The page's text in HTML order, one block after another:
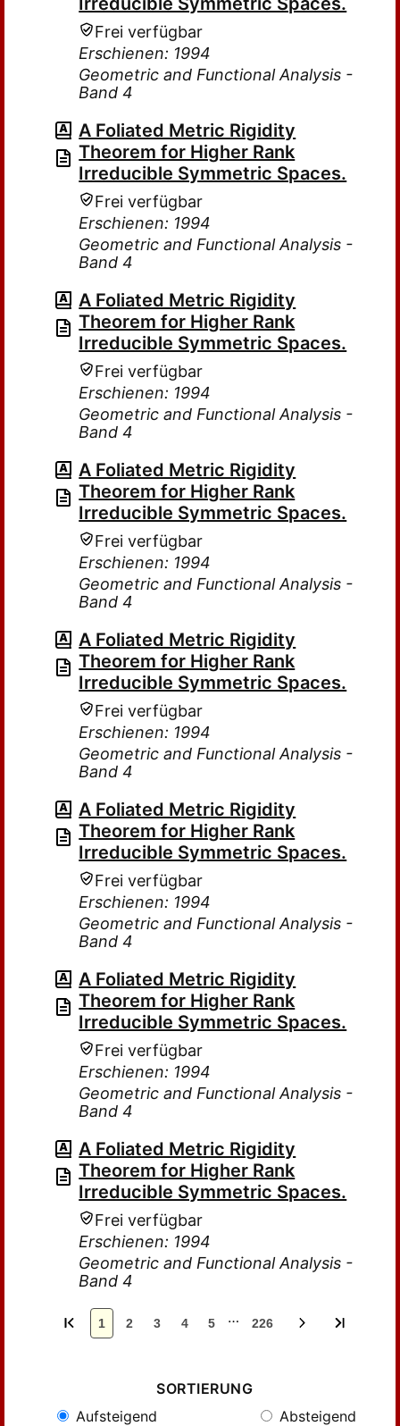
Frei verfügbar
Erschienen: 1994
Geometric and Functional Analysis -
Band 4
A Foliated Metric Rigidity
Theorem for Higher Rank
Irreducible Symmetric Spaces.
Frei verfügbar
Erschienen: 1994
Geometric and Functional Analysis -
Band 4
A Foliated Metric Rigidity
Theorem for Higher Rank
Irreducible Symmetric Spaces.
Frei verfügbar
Erschienen: 1994
Geometric and Functional Analysis -
Band 4
A Foliated Metric Rigidity
Theorem for Higher Rank
Irreducible Symmetric Spaces.
Frei verfügbar
Erschienen: 1994
Geometric and Functional Analysis -
Band 4
A Foliated Metric Rigidity
Theorem for Higher Rank
Irreducible Symmetric Spaces.
Frei verfügbar
Erschienen: 1994
Geometric and Functional Analysis -
Band 4
A Foliated Metric Rigidity
Theorem for Higher Rank
Irreducible Symmetric Spaces.
Frei verfügbar
Erschienen: 1994
Geometric and Functional Analysis -
Band 4
A Foliated Metric Rigidity
Theorem for Higher Rank
Irreducible Symmetric Spaces.
Frei verfügbar
Erschienen: 1994
Geometric and Functional Analysis -
Band 4
A Foliated Metric Rigidity
Theorem for Higher Rank
Irreducible Symmetric Spaces.
Frei verfügbar
Erschienen: 1994
Geometric and Functional Analysis -
Band 4
1 2 3 4 5 … 226
SORTIERUNG
Aufsteigend
Absteigend